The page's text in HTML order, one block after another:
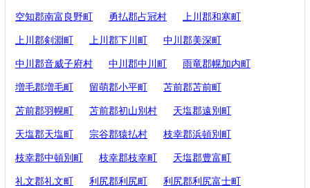
空知郡南富良野町 勇払郡占冠村 上川郡和寒町
上川郡剣淵町 上川郡下川町 中川郡美深町
中川郡音威子府村 中川郡中川町 雨竜郡幌加内町
増毛郡増毛町 留萌郡小平町 苫前郡苫前町
苫前郡羽幌町 苫前郡初山別村 天塩郡遠別町
天塩郡天塩町 宗谷郡猿払村 枝幸郡浜頓別町
枝幸郡中頓別町 枝幸郡枝幸町 天塩郡豊富町
礼文郡礼文町 利尻郡利尻町 利尻郡利尻富士町